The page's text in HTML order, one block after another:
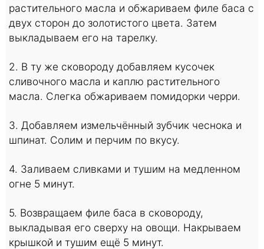
растительного масла и обжариваем филе баса с
двух сторон до золотистого цвета. Затем
выкладываем его на тарелку.
2. В ту же сковороду добавляем кусочек
сливочного масла и каплю растительного
масла. Слегка обжариваем помидорки черри.
3. Добавляем измельчённый зубчик чеснока и
шпинат. Солим и перчим по вкусу.
4. Заливаем сливками и тушим на медленном
огне 5 минут.
5. Возвращаем филе баса в сковороду,
выкладывая его сверху на овощи. Накрываем
крышкой и тушим ещё 5 минут.